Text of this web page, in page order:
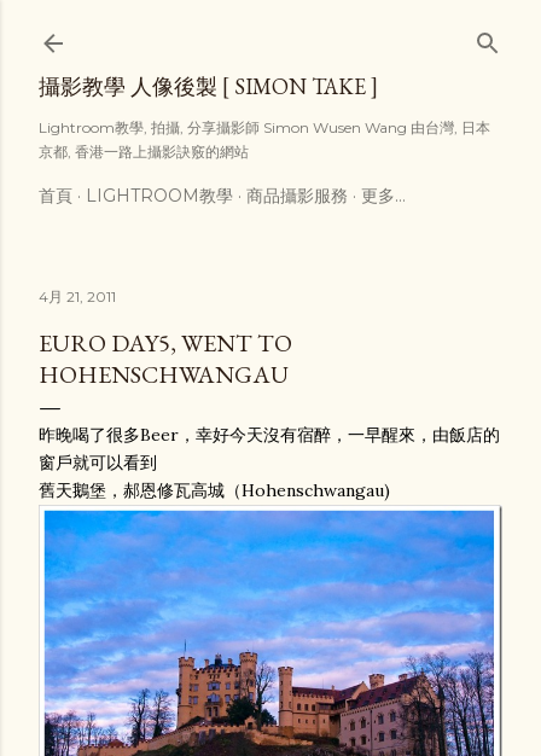
攝影教學 人像後製 [ SIMON TAKE ]
Lightroom教學, 拍攝, 分享攝影師 Simon Wusen Wang 由台灣, 日本
京都, 香港一路上攝影訣竅的網站
首頁 LIGHTROOM教學 商品攝影服務 更多…
4月 21, 2011
EURO DAY5, WENT TO
HOHENSCHWANGAU
昨晚喝了很多Beer，幸好今天沒有宿醉，一早醒來，由飯店的
窗戶就可以看到
舊天鵝堡，郝恩修瓦高城（Hohenschwangau)